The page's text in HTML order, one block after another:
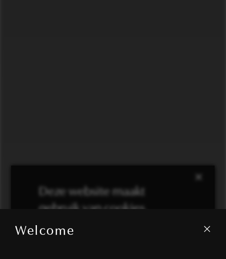
Welcome
×
Deze website maakt
gebruik van cookies.
We gebruiken cookies om inhoud en